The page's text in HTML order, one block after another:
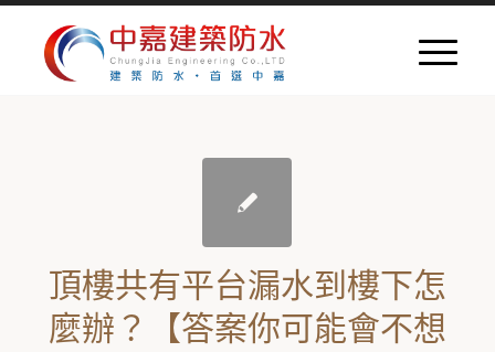
頂樓共有平台漏水到樓下怎
麼辦？【答案你可能會不想